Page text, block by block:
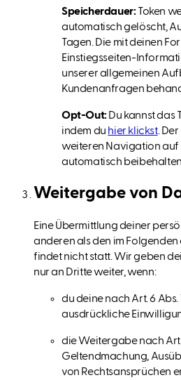
Speicherdauer:Token
automatisch gelöscht,
Tagen. Die mit deinen
Einstiegsseiten-
unserer allgemeinen
Kundenanfragen
Opt-Out:Du kannst das
indem du hier klickst.
weiteren Navigation auf
automatisch beibehalten.
Weitergabe von
Eine Übermittlung deiner
anderen als den im
findet nicht statt. Wir geben
nur an Dritte weiter, wenn:
du deine nach Art. 6 Abs.
ausdrückliche
die Weitergabe nach Art.
Geltendmachung,
von Rechtsansprüchen